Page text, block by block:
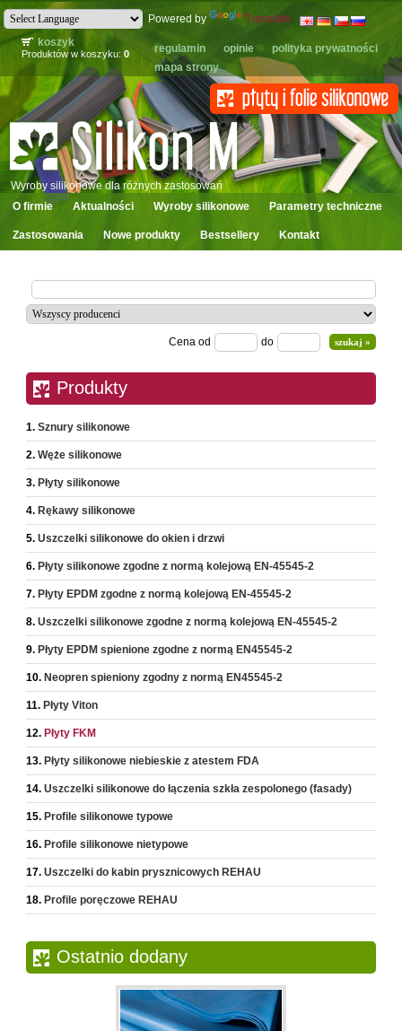
Powered by
Translate
koszyk
Produktów w koszyku:0 regulamin opinie
polityka prywatności
mapa strony
Wyroby silikonowe dla różnych zastosowań
O firmie
Aktualności Wyroby silikonowe Parametry techniczne
Zastosowania Nowe produkty Bestsellery Kontakt
Cena od do
Produkty
Sznury silikonowe
Węże silikonowe
Płyty silikonowe
Rękawy silikonowe
Uszczelki silikonowe do okien i drzwi
Płyty silikonowe zgodne z normą kolejową EN-45545-2
Płyty EPDM zgodne z normą kolejową EN-45545-2
Uszczelki silikonowe zgodne z normą kolejową EN-45545-2
Płyty EPDM spienione zgodne z normą EN45545-2
Neopren spieniony zgodny z normą EN45545-2
Płyty Viton
Płyty FKM
Płyty silikonowe niebieskie z atestem FDA
Uszczelki silikonowe do łączenia szkła zespolonego (fasady)
Profile silikonowe typowe
Profile silikonowe nietypowe
Uszczelki do kabin prysznicowych REHAU
Profile poręczowe REHAU
Ostatnio dodany